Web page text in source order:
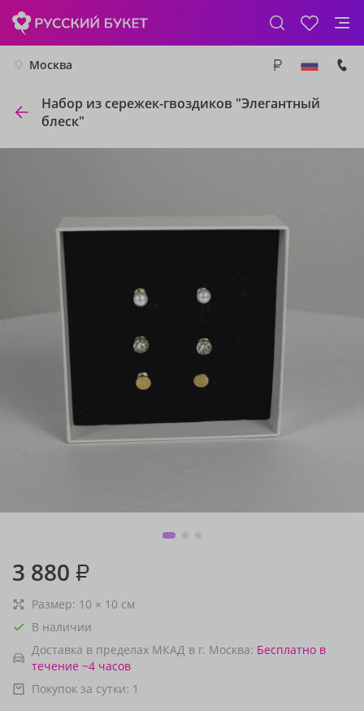
Москва
Набор из сережек-гвоздиков "Элегантный
блеск"
3 880 ₽
Размер: 10 × 10 см
В наличии
Доставка в пределах МКАД в г. Москва: Бесплатно в
течение ~4 часов
Покупок за сутки: 1